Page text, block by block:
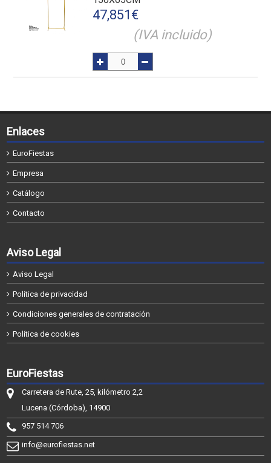
47,851 €
(IVA incluido)
Enlaces
EuroFiestas
Empresa
Catálogo
Contacto
Aviso Legal
Aviso Legal
Política de privacidad
Condiciones generales de contratación
Política de cookies
EuroFiestas
Carretera de Rute, 25, kilómetro 2,2
Lucena (Córdoba), 14900
957 514 706
info@eurofiestas.net